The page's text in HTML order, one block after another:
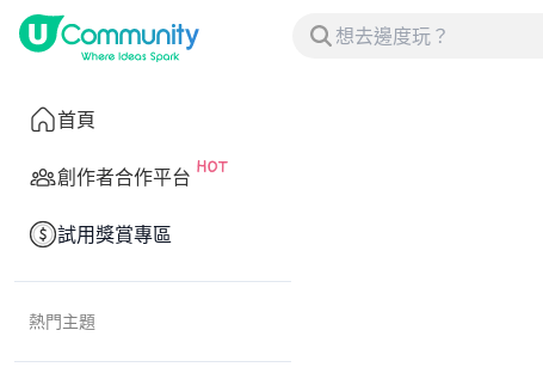
首頁
創作者合作平台
試用獎賞專區
熱門主題